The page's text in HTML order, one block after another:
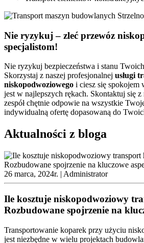
Nie ryzykuj – zleć przewóz
specjalistom!
Nie ryzykuj bezpieczeństwa i stanu
Skorzystaj z naszej profesjonalnej usługi
niskopodwoziowego i ciesz się spokojem
jest w najlepszych rękach. Skontaktuj się
zespół chętnie odpowie na wszystkie
indywidualną ofertę dopasowaną do
Aktualności z bloga
26 marca, 2024r. | Administrator
Ile kosztuje niskopodwoziowy
Rozbudowane spojrzenie na
Transportowanie koparek przy użyciu
jest niezbędne w wielu projektach